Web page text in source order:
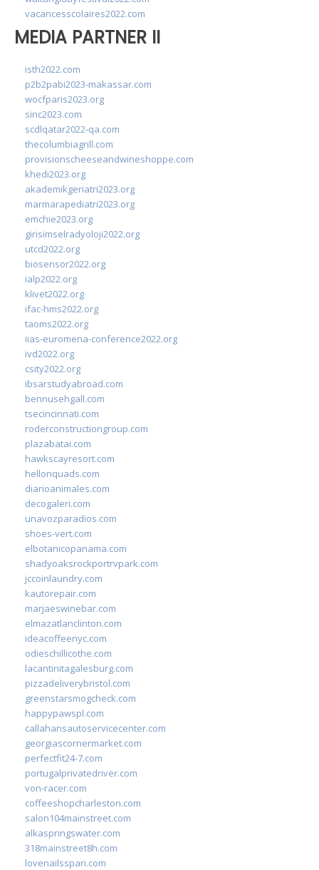
vacancesscolaires2022.com
MEDIA PARTNER II
isth2022.com
p2b2pabi2023-makassar.com
wocfparis2023.org
sinc2023.com
scdlqatar2022-qa.com
thecolumbiagrill.com
provisionscheeseandwineshoppe.com
khedi2023.org
akademikgeriatri2023.org
marmarapediatri2023.org
emchie2023.org
girisimselradyoloji2022.org
utcd2022.org
biosensor2022.org
ialp2022.org
klivet2022.org
ifac-hms2022.org
taoms2022.org
iias-euromena-conference2022.org
ivd2022.org
csity2022.org
ibsarstudyabroad.com
bennusehgall.com
tsecincinnati.com
roderconstructiongroup.com
plazabatai.com
hawkscayresort.com
hellonquads.com
diarioanimales.com
decogaleri.com
unavozparadios.com
shoes-vert.com
elbotanicopanama.com
shadyoaksrockportrvpark.com
jccoinlaundry.com
kautorepair.com
marjaeswinebar.com
elmazatlanclinton.com
ideacoffeenyc.com
odieschillicothe.com
lacantinitagalesburg.com
pizzadeliverybristol.com
greenstarsmogcheck.com
happypawspl.com
callahansautoservicecenter.com
georgiascornermarket.com
perfectfit24-7.com
portugalprivatedriver.com
von-racer.com
coffeeshopcharleston.com
salon104mainstreet.com
alkaspringswater.com
318mainstreet8h.com
lovenailsspari.com